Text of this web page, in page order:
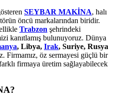
SEYBAR MAKİNA, halı
öncü markalarından biridir.
Trabzon şehrindeki
kanıtlamış bulunuyoruz. Dünya
, Libya, Irak, Suriye, Rusya
Firmamız, öz sermayesi güçlü bir
firmaya üretim sağlayabilecek